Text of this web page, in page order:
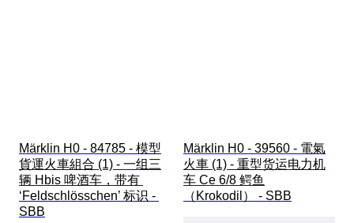
Märklin H0 - 84785 - 模型
貨運火車組合 (1) - 一组三
辆 Hbis 啤酒车，带有
‘Feldschlösschen’ 标识 -
SBB
Märklin H0 - 39560 - 電氣
火車 (1) - 重型货运电力机
车 Ce 6/8 鳄鱼
（Krokodil） - SBB